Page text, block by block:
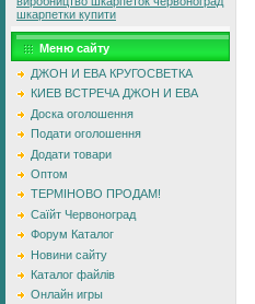
шкарпетки купити
Меню сайту
ДЖОН И ЕВА КРУГОСВЕТКА
КИЕВ ВСТРЕЧА ДЖОН И ЕВА
Доска оголошення
Подати оголошення
Додати товари
Оптом
ТЕРМІНОВО ПРОДАМ!
Саїйт Червоноград
Форум Каталог
Новини сайту
Каталог файлів
Онлайн игры